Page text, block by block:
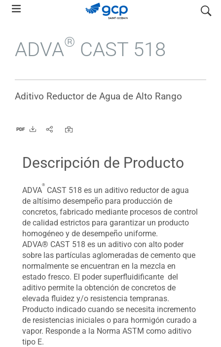
Skip
navigation
search
ADVA® CAST 518
Aditivo Reductor de Agua de Alto Rango
PDF
Descripción de Producto
ADVA
®
CAST 518 es un aditivo reductor de agua
de altísimo desempeño para producción de
concretos, fabricado mediante procesos de control
de calidad estrictos para garantizar un producto
homogéneo y de desempeño uniforme.
ADVA® CAST 518 es un aditivo con alto poder
sobre las partículas aglomeradas de cemento que
normalmente se encuentran en la mezcla en
estado fresco. El poder superfluidificante del
aditivo permite la obtención de concretos de
elevada fluidez y/o resistencia tempranas.
Producto indicado cuando se necesita incremento
de resistencias iniciales o para hormigón curado a
vapor. Responde a la Norma ASTM como aditivo
tipo E.